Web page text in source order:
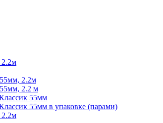
2.2м
2.2 м
55мм
55мм в упаковке (парами)